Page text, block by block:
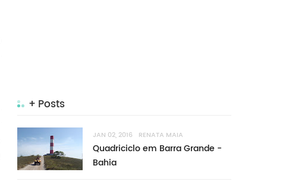
+ Posts
JAN 02, 2016 RENATA MAIA
Quadriciclo em Barra Grande -
Bahia